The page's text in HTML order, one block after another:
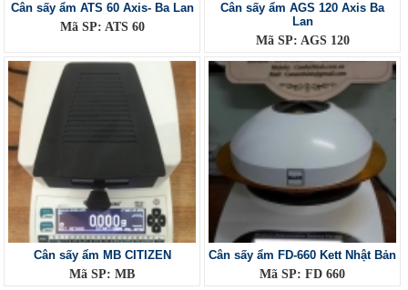
Cân sấy ẩm ATS 60 Axis- Ba Lan
Mã SP: ATS 60
Cân sấy ẩm AGS 120 Axis Ba
Lan
Mã SP: AGS 120
Cân sấy ẩm MB CITIZEN
Mã SP: MB
Cân sấy ẩm FD-660 Kett Nhật Bản
Mã SP: FD 660